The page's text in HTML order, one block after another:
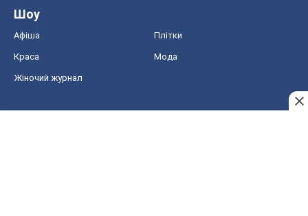
Шоу
Афіша Плітки
Краса Мода
Жіночий журнал